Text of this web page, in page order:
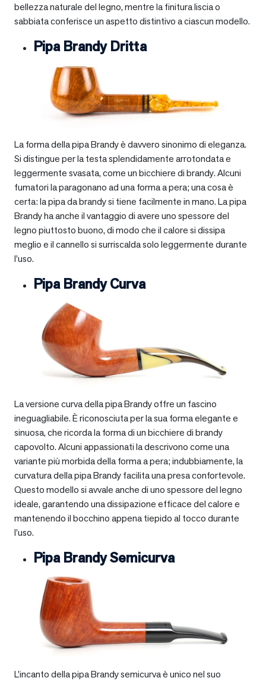
bellezza naturale del legno, mentre la finitura liscia o
sabbiata conferisce un aspetto distintivo a ciascun modello.
Pipa Brandy Dritta
La forma della pipa Brandy è davvero sinonimo di eleganza.
Si distingue per la testa splendidamente arrotondata e
leggermente svasata, come un bicchiere di brandy. Alcuni
fumatori la paragonano ad una forma a pera; una cosa è
certa: la pipa da brandy si tiene facilmente in mano. La pipa
Brandy ha anche il vantaggio di avere uno spessore del
legno piuttosto buono, di modo che il calore si dissipa
meglio e il cannello si surriscalda solo leggermente durante
l’uso.
Pipa Brandy Curva
La versione curva della pipa Brandy offre un fascino
ineguagliabile. È riconosciuta per la sua forma elegante e
sinuosa, che ricorda la forma di un bicchiere di brandy
capovolto. Alcuni appassionati la descrivono come una
variante più morbida della forma a pera; indubbiamente, la
curvatura della pipa Brandy facilita una presa confortevole.
Questo modello si avvale anche di uno spessore del legno
ideale, garantendo una dissipazione efficace del calore e
mantenendo il bocchino appena tiepido al tocco durante
l’uso.
Pipa Brandy Semicurva
L’incanto della pipa Brandy semicurva è unico nel suo